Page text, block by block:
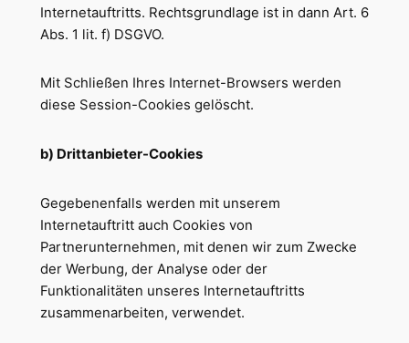
Internetauftritts. Rechtsgrundlage ist in dann Art. 6
Abs. 1 lit. f) DSGVO.
Mit Schließen Ihres Internet-Browsers werden
diese Session-Cookies gelöscht.
b) Drittanbieter-Cookies
Gegebenenfalls werden mit unserem
Internetauftritt auch Cookies von
Partnerunternehmen, mit denen wir zum Zwecke
der Werbung, der Analyse oder der
Funktionalitäten unseres Internetauftritts
zusammenarbeiten, verwendet.